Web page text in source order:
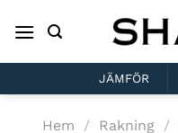
JÄMFÖR
Hem / Rakning /